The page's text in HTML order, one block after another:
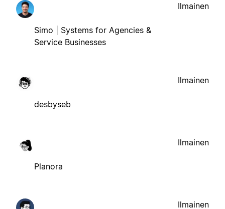
Simo | Systems for Agencies &
Service Businesses
Ilmainen
desbyseb
Ilmainen
Planora
Ilmainen
Ilmainen